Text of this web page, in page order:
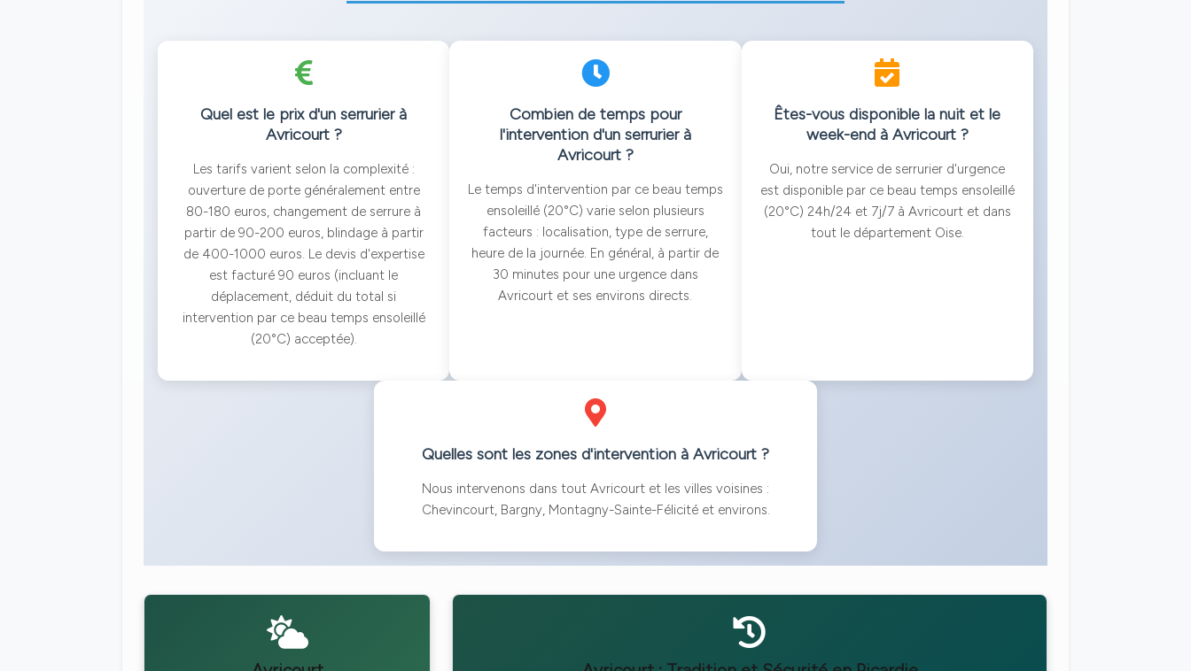
Quel est le prix d'un serrurier à
Avricourt ?
Les tarifs varient selon la complexité :
ouverture de porte généralement entre
80-180 euros, changement de serrure à
partir de 90-200 euros, blindage à partir
de 400-1000 euros. Le devis d'expertise
est facturé 90 euros (incluant le
déplacement, déduit du total si
intervention par ce beau temps ensoleillé
(20°C) acceptée).
Combien de temps pour
l'intervention d'un serrurier à
Avricourt ?
Le temps d'intervention par ce beau temps
ensoleillé (20°C) varie selon plusieurs
facteurs : localisation, type de serrure,
heure de la journée. En général, à partir de
30 minutes pour une urgence dans
Avricourt et ses environs directs.
Êtes-vous disponible la nuit et le
week-end à Avricourt ?
Oui, notre service de serrurier d'urgence
est disponible par ce beau temps ensoleillé
(20°C) 24h/24 et 7j/7 à Avricourt et dans
tout le département Oise.
Quelles sont les zones d'intervention à Avricourt ?
Nous intervenons dans tout Avricourt et les villes voisines :
Chevincourt, Bargny, Montagny-Sainte-Félicité et environs.